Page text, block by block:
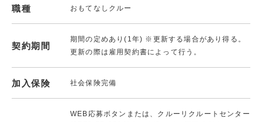
職種 おもてなしクルー
契約期間
期間の定めあり(1年) ※更新する場合があり得る。
更新の際は雇用契約書によって行う。
加入保険 社会保険完備
WEB応募ボタンまたは、クルーリクルートセンター